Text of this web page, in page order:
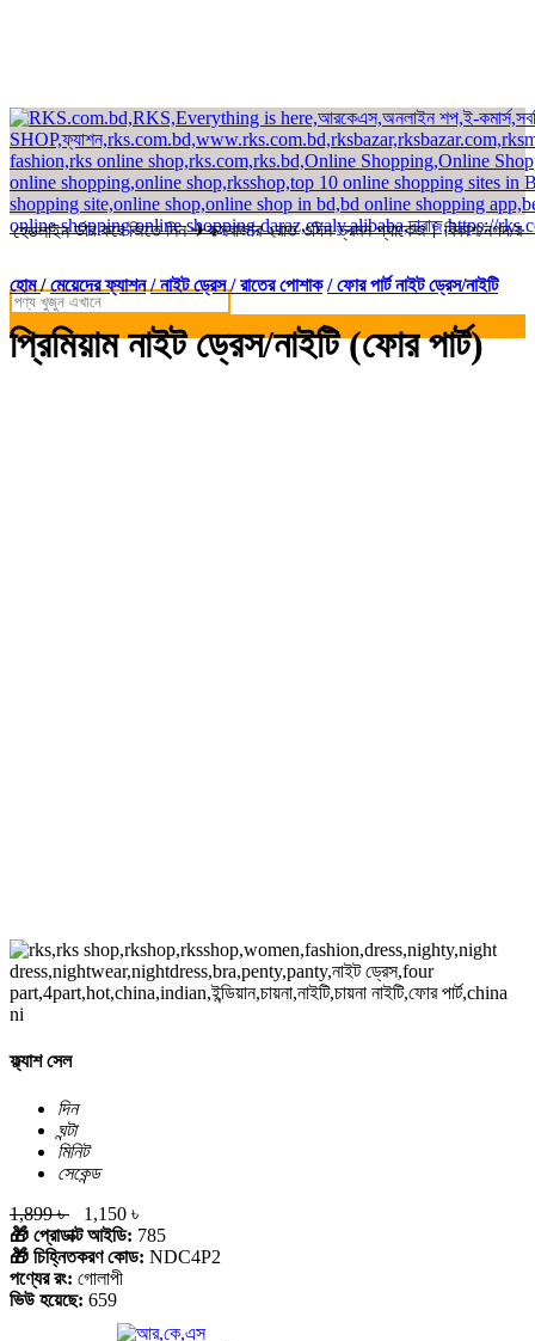
হেডলাইন
অর্ডার করে জিতে নিন ✈কক্সবাজার ২রাত ৩দিন ভ্রমন প্যাকেজ। বিকাশ/নগদ/
হোম/মেয়েদের ফ্যাশন / নাইট ড্রেস / রাতের পোশাক / ফোর পার্ট নাইট ড্রেস/নাইটি
প্রিমিয়াম নাইট ড্রেস/নাইটি (ফোর পার্ট)
ফ্ল্যাশ সেল
দিন
ঘন্টা
মিনিট
সেকেন্ড
1,899 ৳
1,150 ৳
🎁 প্রোডাক্ট আইডি: 785
🎁 চিহ্নিতকরণ কোড: NDC4P2
পণ্যের রং: গোলাপী
ভিউ হয়েছে: 659